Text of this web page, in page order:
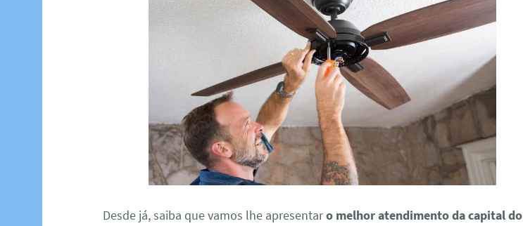
Desde já, saiba que vamos lhe apresentaro melhor atendimento da capital do